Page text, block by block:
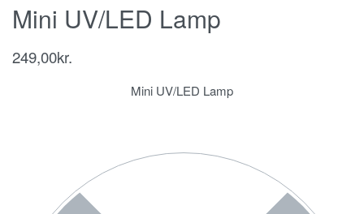
Mini UV/LED Lamp
249,00kr.
Mini UV/LED Lamp